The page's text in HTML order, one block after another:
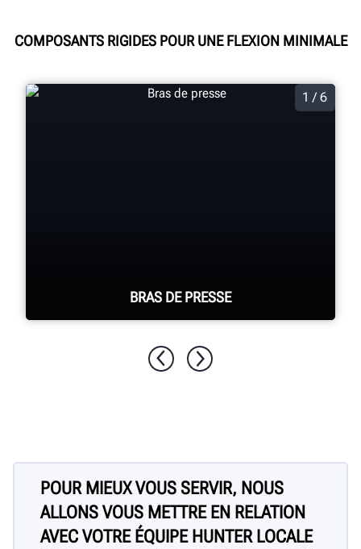
COMPOSANTS RIGIDES POUR UNE FLEXION MINIMALE
1 / 6
BRAS DE PRESSE
POUR MIEUX VOUS SERVIR, NOUS
ALLONS VOUS METTRE EN RELATION
AVEC VOTRE ÉQUIPE HUNTER LOCALE